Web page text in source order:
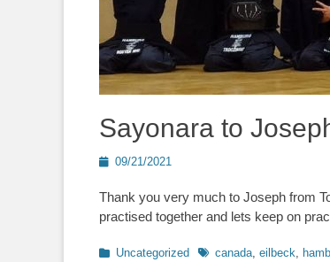
Sayonara to
Posted09/21/2021
Thank you very much to Joseph from
practised together and lets keep on
Kategorien
Uncategorized Schlagworte
canada, eilbeck,